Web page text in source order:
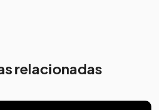
relacionadas